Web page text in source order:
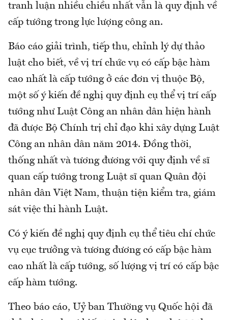
tranh luận nhiều chiều nhất vẫn là quy định về
cấp tướng trong lực lượng công an.
Báo cáo giải trình, tiếp thu, chỉnh lý dự thảo
luật cho biết, về vị trí chức vụ có cấp bậc hàm
cao nhất là cấp tướng ở các đơn vị thuộc Bộ,
một số ý kiến đề nghị quy định cụ thể vị trí cấp
tướng như Luật Công an nhân dân hiện hành
đã được Bộ Chính trị chỉ đạo khi xây dựng Luật
Công an nhân dân năm 2014. Đồng thời,
thống nhất và tương đương với quy định về sĩ
quan cấp tướng trong Luật sĩ quan Quân đội
nhân dân Việt Nam, thuận tiện kiểm tra, giám
sát việc thi hành Luật.
Có ý kiến đề nghị quy định cụ thể tiêu chí chức
vụ cục trưởng và tương đương có cấp bậc hàm
cao nhất là cấp tướng, số lượng vị trí có cấp bậc
cấp hàm tướng.
Theo báo cáo, Uỷ ban Thường vụ Quốc hội đã